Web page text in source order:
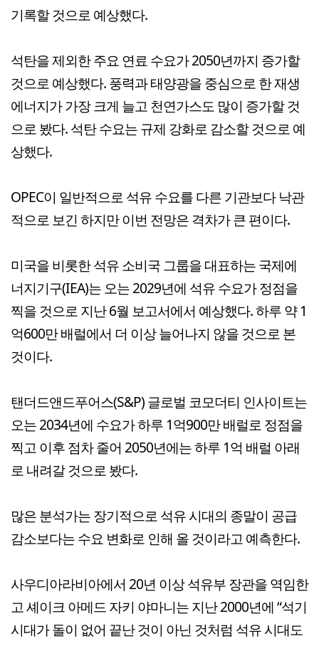
기록할 것으로 예상했다.
석탄을 제외한 주요 연료 수요가 2050년까지 증가할
것으로 예상했다. 풍력과 태양광을 중심으로 한 재생
에너지가 가장 크게 늘고 천연가스도 많이 증가할 것
으로 봤다. 석탄 수요는 규제 강화로 감소할 것으로 예
상했다.
OPEC이 일반적으로 석유 수요를 다른 기관보다 낙관
적으로 보긴 하지만 이번 전망은 격차가 큰 편이다.
미국을 비롯한 석유 소비국 그룹을 대표하는 국제에
너지기구(IEA)는 오는 2029년에 석유 수요가 정점을
찍을 것으로 지난 6월 보고서에서 예상했다. 하루 약 1
억600만 배럴에서 더 이상 늘어나지 않을 것으로 본
것이다.
탠더드앤드푸어스(S&P) 글로벌 코모더티 인사이트는
오는 2034년에 수요가 하루 1억900만 배럴로 정점을
찍고 이후 점차 줄어 2050년에는 하루 1억 배럴 아래
로 내려갈 것으로 봤다.
많은 분석가는 장기적으로 석유 시대의 종말이 공급
감소보다는 수요 변화로 인해 올 것이라고 예측한다.
사우디아라비아에서 20년 이상 석유부 장관을 역임한
고 셰이크 아메드 자키 야마니는 지난 2000년에 “석기
시대가 돌이 없어 끝난 것이 아닌 것처럼 석유 시대도